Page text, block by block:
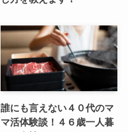
誰にも言えない４０代のマ
マ活体験談！４６歳一人暮